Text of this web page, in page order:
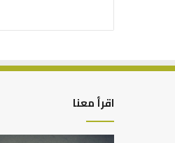
اقرأ معنا